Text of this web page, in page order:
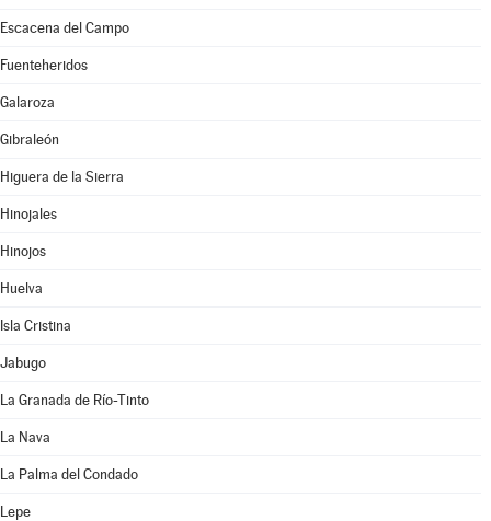
Escacena del Campo
Fuenteheridos
Galaroza
Gibraleón
Higuera de la Sierra
Hinojales
Hinojos
Huelva
Isla Cristina
Jabugo
La Granada de Río-Tinto
La Nava
La Palma del Condado
Lepe